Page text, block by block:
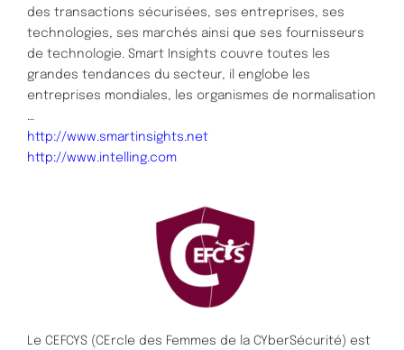
des transactions sécurisées, ses entreprises, ses
technologies, ses marchés ainsi que ses fournisseurs
de technologie. Smart Insights couvre toutes les
grandes tendances du secteur, il englobe les
entreprises mondiales, les organismes de normalisation
…
http://www.smartinsights.net
http://www.intelling.com
Le CEFCYS (CErcle des Femmes de la CYberSécurité) est